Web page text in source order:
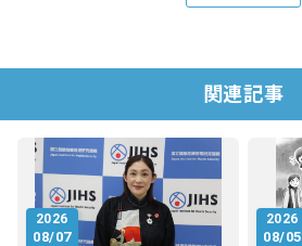
関連記事
2026
08/07
2026
08/05